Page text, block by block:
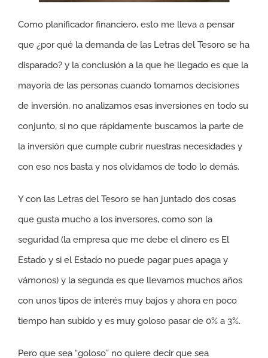
Como planificador financiero, esto me lleva a pensar
que ¿por qué la demanda de las Letras del Tesoro se ha
disparado? y la conclusión a la que he llegado es que la
mayoría de las personas cuando tomamos decisiones
de inversión, no analizamos esas inversiones en todo su
conjunto, si no que rápidamente buscamos la parte de
la inversión que cumple cubrir nuestras necesidades y
con eso nos basta y nos olvidamos de todo lo demás.
Y con las Letras del Tesoro se han juntado dos cosas
que gusta mucho a los inversores, como son la
seguridad (la empresa que me debe el dinero es El
Estado y si el Estado no puede pagar pues apaga y
vámonos) y la segunda es que llevamos muchos años
con unos tipos de interés muy bajos y ahora en poco
tiempo han subido y es muy goloso pasar de 0% a 3%.
Pero que sea “goloso” no quiere decir que sea